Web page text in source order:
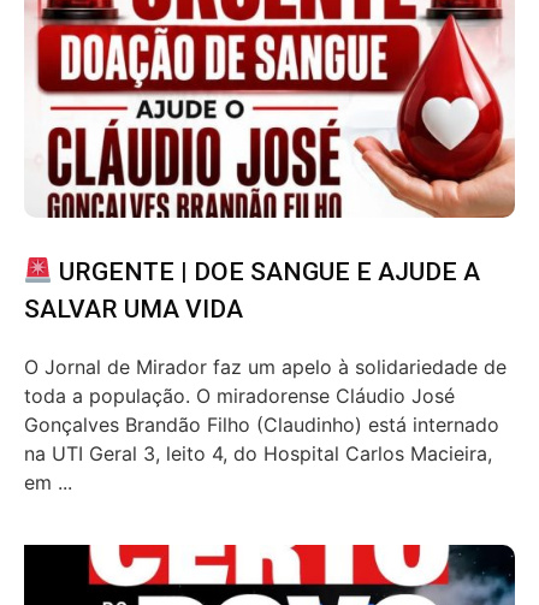
URGENTE | DOE SANGUE E AJUDE A
SALVAR UMA VIDA
O Jornal de Mirador faz um apelo à solidariedade de
toda a população. O miradorense Cláudio José
Gonçalves Brandão Filho (Claudinho) está internado
na UTI Geral 3, leito 4, do Hospital Carlos Macieira,
em ...